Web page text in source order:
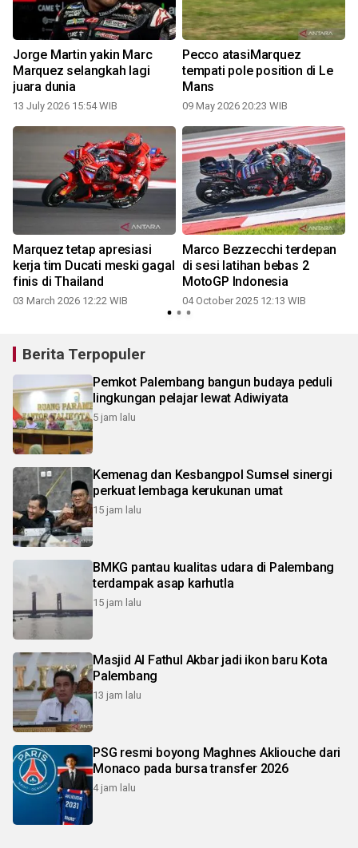
Jorge Martin yakin Marc
Marquez selangkah lagi
juara dunia
13 July 2026 15:54 WIB
Pecco atasiMarquez
tempati pole position di Le
Mans
09 May 2026 20:23 WIB
Marquez tetap apresiasi
kerja tim Ducati meski gagal
finis di Thailand
03 March 2026 12:22 WIB
Marco Bezzecchi terdepan
di sesi latihan bebas 2
MotoGP Indonesia
04 October 2025 12:13 WIB
Berita Terpopuler
Pemkot Palembang bangun budaya peduli
lingkungan pelajar lewat Adiwiyata
5 jam lalu
Kemenag dan Kesbangpol Sumsel sinergi
perkuat lembaga kerukunan umat
15 jam lalu
BMKG pantau kualitas udara di Palembang
terdampak asap karhutla
15 jam lalu
Masjid Al Fathul Akbar jadi ikon baru Kota
Palembang
13 jam lalu
PSG resmi boyong Maghnes Akliouche dari
Monaco pada bursa transfer 2026
4 jam lalu